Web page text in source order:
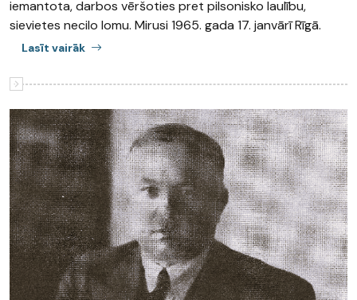
iemantota, darbos vēršoties pret pilsonisko laulību,
sievietes necilo lomu. Mirusi 1965. gada 17. janvārī Rīgā.
Lasīt vairāk